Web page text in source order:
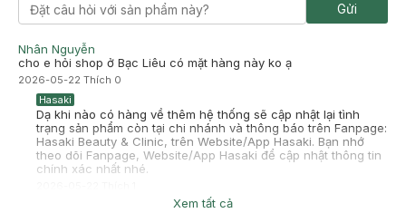
Gửi
Nhân Nguyễn
cho e hỏi shop ở Bạc Liêu có mặt hàng này ko ạ
2026-05-22 Thích 0
Hasaki
Dạ khi nào có hàng về thêm hệ thống sẽ cập nhật lại tình
trạng sản phẩm còn tại chi nhánh và thông báo trên Fanpage:
Hasaki Beauty & Clinic, trên Website/App Hasaki. Bạn nhớ
theo dõi Fanpage, Website/App Hasaki để cập nhật thông tin
chính xác nhất nhé.
Xem tất cả